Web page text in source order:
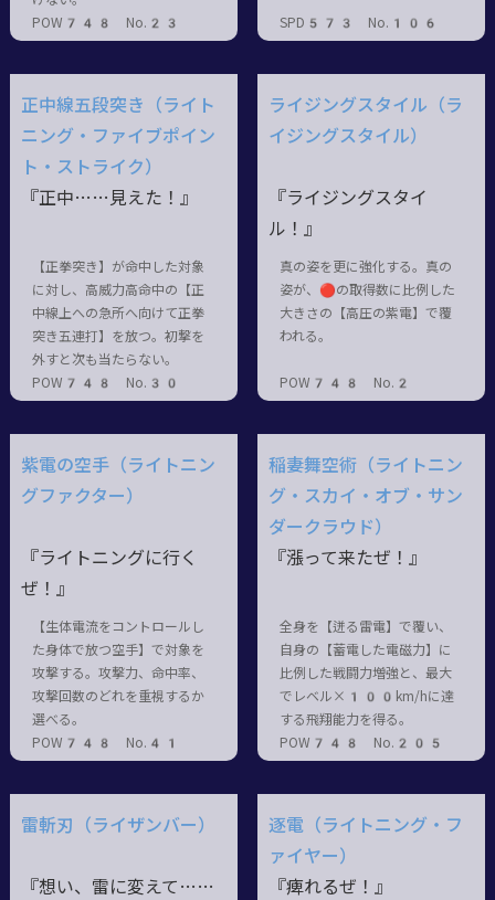
POW748 No.23
SPD573 No.106
正中線五段突き（ライト
ニング・ファイブポイン
ト・ストライク）
『正中……見えた！』
【正拳突き】が命中した対象
に対し、高威力高命中の【正
中線上への急所へ向けて正拳
突き五連打】を放つ。初撃を
外すと次も当たらない。
POW748 No.30
ライジングスタイル（ラ
イジングスタイル）
『ライジングスタイ
ル！』
真の姿を更に強化する。真の
姿が、🔴の取得数に比例した
大きさの【高圧の紫電】で覆
われる。
POW748 No.2
紫電の空手（ライトニン
グファクター）
『ライトニングに行く
ぜ！』
【生体電流をコントロールし
た身体で放つ空手】で対象を
攻撃する。攻撃力、命中率、
攻撃回数のどれを重視するか
選べる。
POW748 No.41
稲妻舞空術（ライトニン
グ・スカイ・オブ・サン
ダークラウド）
『漲って来たぜ！』
全身を【迸る雷電】で覆い、
自身の【蓄電した電磁力】に
比例した戦闘力増強と、最大
でレベル×100km/hに達
する飛翔能力を得る。
POW748 No.205
雷斬刃（ライザンバー）
『想い、雷に変えて……
逐電（ライトニング・フ
ァイヤー）
『痺れるぜ！』